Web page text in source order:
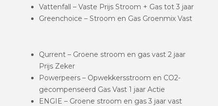
Vattenfall – Vaste Prijs Stroom + Gas tot 3 jaar
Greenchoice – Stroom en Gas Groenmix Vast
Qurrent – Groene stroom en gas vast 2 jaar
Prijs Zeker
Powerpeers – Opwekkersstroom en CO2-
gecompenseerd Gas Vast 1 jaar Actie
ENGIE – Groene stroom en gas 3 jaar vast